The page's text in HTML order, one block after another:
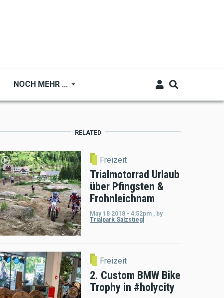
NOCH MEHR ...
RELATED
Freizeit
Trialmotorrad Urlaub
über Pfingsten &
Frohnleichnam
May 18 2018 - 4:52pm , by
Trialpark Salzstiegl
Freizeit
2. Custom BMW Bike
Trophy in #holycity